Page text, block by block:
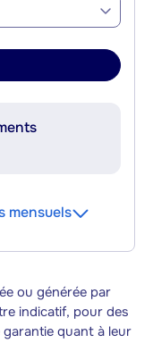
mensuels
ou générée par
indicatif, pour des
quant à leur